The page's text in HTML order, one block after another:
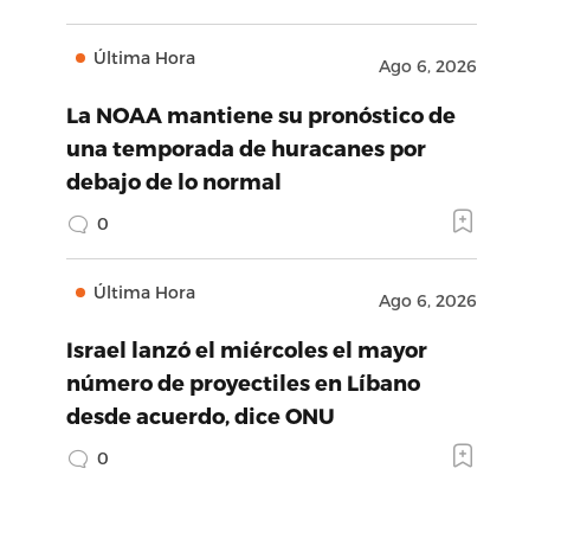
Última Hora Ago 6, 2026
La NOAA mantiene su pronóstico de
una temporada de huracanes por
debajo de lo normal
0
Última Hora Ago 6, 2026
Israel lanzó el miércoles el mayor
número de proyectiles en Líbano
desde acuerdo, dice ONU
0